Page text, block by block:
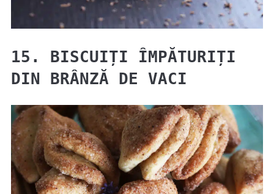
15. BISCUIȚI ÎMPĂTURIȚI
DIN BRÂNZĂ DE VACI